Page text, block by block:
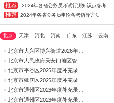
推荐 2024年各省公务员考试行测知识点备考
推荐 2024年各省公务员申论备考指导方法
北京 天津 河北 河南 广东 江苏 云南